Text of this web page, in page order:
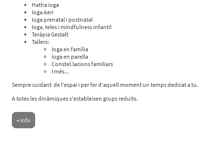
Hatha ioga
Ioga Aeri
Ioga prenatal i postnatal
Ioga, teles i mindfulness infantil
Teràpia Gestalt
Tallers:
Ioga en família
Ioga en parella
Constel.lacions familiars
I més...
Sempre cuidant de l'espai i per fer d'aquell moment un temps dedicat a tu.
A totes les dinàmiques s'estableixen grups reduïts.
+ info